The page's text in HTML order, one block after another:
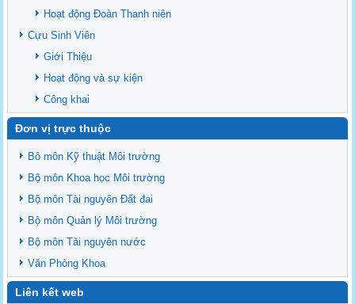
Hoạt động Đoàn Thanh niên
Cựu Sinh Viên
Giới Thiệu
Hoạt động và sự kiện
Công khai
Đơn vị trực thuộc
Bô môn Kỹ thuật Môi trường
Bộ môn Khoa học Môi trường
Bộ môn Tài nguyên Đất đai
Bộ môn Quản lý Môi trường
Bộ môn Tài nguyên nước
Văn Phòng Khoa
Liên kết web